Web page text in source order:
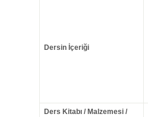
Dersin İçeriği
Ders Kitabı / Malzemesi /